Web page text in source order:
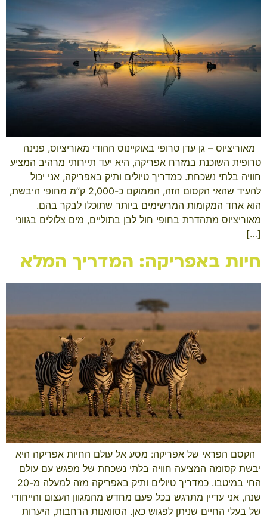
​ ​ מאוריציוס – גן עדן טרופי באוקיינוס ההודי מאוריציוס, פנינה
טרופית השוכנת במזרח אפריקה, היא יעד תיירותי מרהיב המציע
חוויה בלתי נשכחת. כמדריך טיולים ותיק באפריקה, אני יכול
להעיד שהאי הקסום הזה, הממוקם כ-2,000 ק”מ מחופי היבשת,
הוא אחד המקומות המרשימים ביותר שתוכלו לבקר בהם.
מאוריציוס מתהדרת בחופי חול לבן בתוליים, מים צלולים בגווני
[…]
חיות באפריקה: המדריך המלא
​ ​ הקסם הפראי של אפריקה: מסע אל עולם החיות אפריקה היא
יבשת קסומה המציעה חוויה בלתי נשכחת של מפגש עם עולם
החי במיטבו. כמדריך טיולים ותיק באפריקה מזה למעלה מ-20
שנה, אני עדיין מתרגש בכל פעם מחדש מהמגוון העצום והייחודי
של בעלי החיים שניתן לפגוש כאן. הסוואנות הרחבות, היערות